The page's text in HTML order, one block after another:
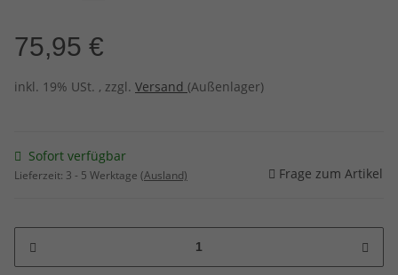
75,95 €
inkl. 19% USt. , zzgl. Versand (Außenlager)
Sofort verfügbar
Lieferzeit: 3 - 5 Werktage (Ausland) Frage zum Artikel